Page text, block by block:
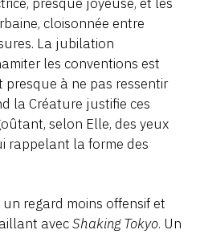
cloisonnée entre
La jubilation
les conventions est
presque à ne pas ressentir
la Créature justifie ces
selon Elle, des yeux
rappelant la forme des
regard moins offensif et
avecShaking Tokyo. Un